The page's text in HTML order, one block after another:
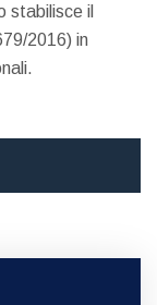
stabilisce il
2016) in